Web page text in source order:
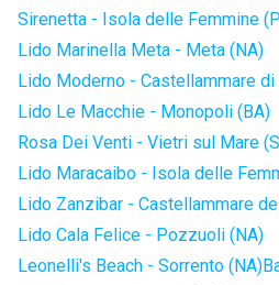
Sirenetta - Isola delle Femmine
Lido Marinella Meta - Meta (NA)
Lido Moderno - Castellammare di
Lido Le Macchie - Monopoli (BA)
Rosa Dei Venti - Vietri sul Mare
Lido Maracaibo - Isola delle
Lido Zanzibar - Castellammare
Lido Cala Felice - Pozzuoli (NA)
Leonelli's Beach - Sorrento (NA)